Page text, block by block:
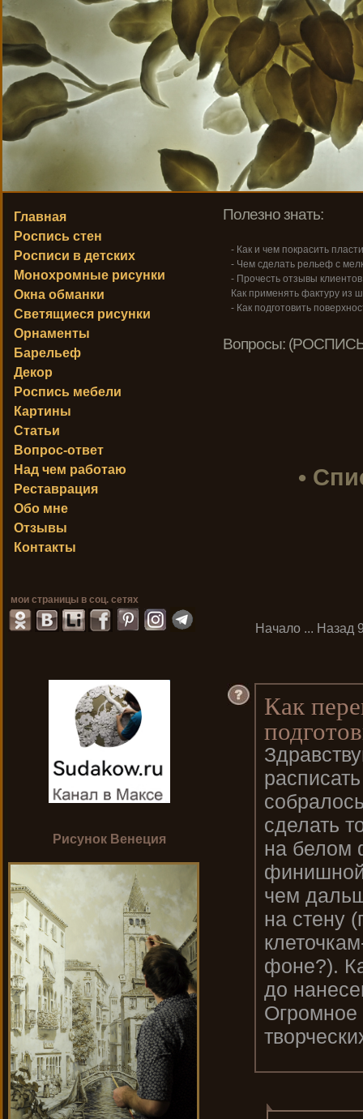
Полезно знать:
- Как и чем покрасить
- Чем сделать рельеф с
- Прочесть отзывы клиентов
Как применять фактуру из
- Как подготовить
Вопросы:
•
Начало... Назад
Как
сделать
на белом
чем
на стену
фоне?).
до
Главная
Роспись стен
Росписи в детских
Монохромные рисунки
Окна обманки
Светящиеся рисунки
Орнаменты
Барельеф
Декор
Роспись мебели
Картины
Статьи
Вопрос-ответ
Над чем работаю
Реставрация
Обо мне
Отзывы
Контакты
мои страницы в соц. сетях
Рисунок Венеция